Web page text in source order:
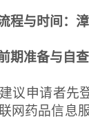
程与时间：
准备与自查
申请者先登
网药品信息